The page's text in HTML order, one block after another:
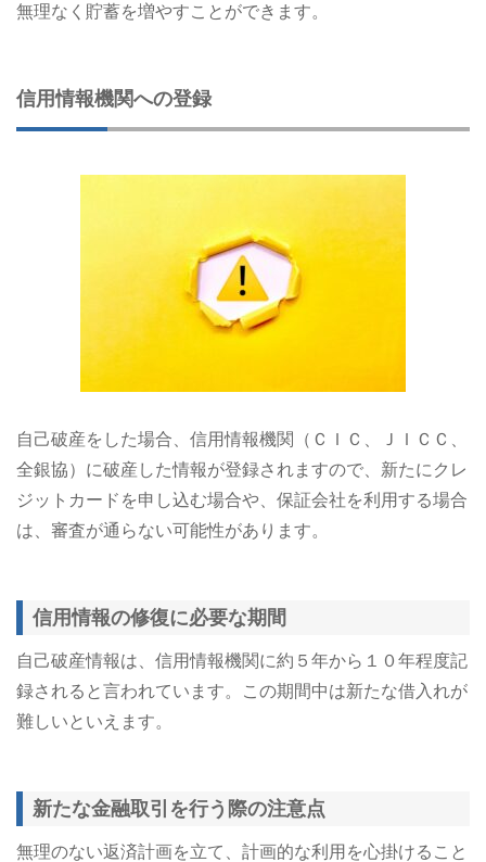
無理なく貯蓄を増やすことができます。
信用情報機関への登録
自己破産をした場合、信用情報機関（ＣＩＣ、ＪＩＣＣ、
全銀協）に破産した情報が登録されますので、新たにクレ
ジットカードを申し込む場合や、保証会社を利用する場合
は、審査が通らない可能性があります。
信用情報の修復に必要な期間
自己破産情報は、信用情報機関に約５年から１０年程度記
録されると言われています。この期間中は新たな借入れが
難しいといえます。
新たな金融取引を行う際の注意点
無理のない返済計画を立て、計画的な利用を心掛けること